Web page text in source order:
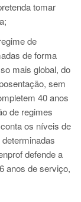
tomar
de
de forma
mais global, do
sem
40 anos
de regimes
os níveis de
defende a
anos de serviço,